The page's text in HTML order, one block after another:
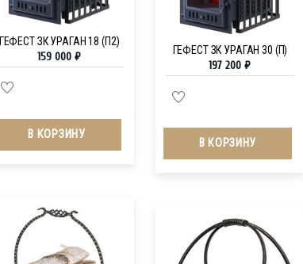
ГЕФЕСТ ЗК УРАГАН 18 (П2)
159 000₽
В КОРЗИНУ
ГЕФЕСТ ЗК УРАГАН 30 (П)
197 200₽
В КОРЗИНУ